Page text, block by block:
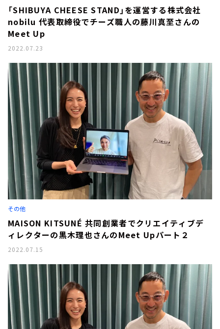
「SHIBUYA CHEESE STAND」を運営する株式会社
nobilu 代表取締役でチーズ職人の藤川真至さんの
Meet Up
2022.07.23
その他
MAISON KITSUNÉ 共同創業者でクリエイティブデ
ィレクターの黒木理也さんのMeet Upパート２
2022.07.15